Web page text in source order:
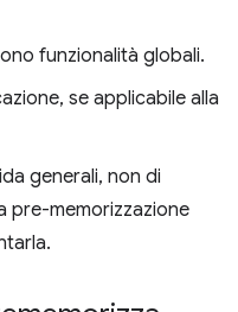
funzionalità globali.
se applicabile alla
generali, non di
pre-memorizzazione